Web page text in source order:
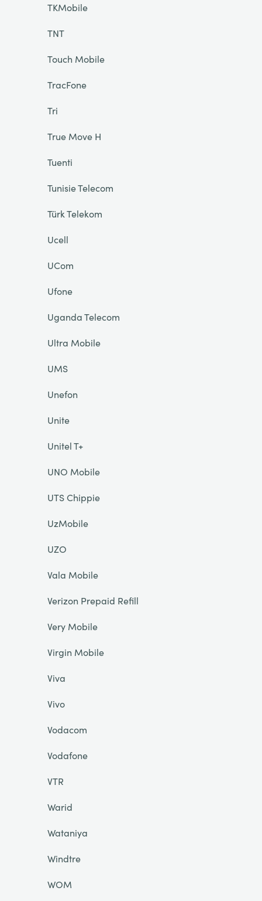
TKMobile
TNT
Touch Mobile
TracFone
Tri
True Move H
Tuenti
Tunisie Telecom
Türk Telekom
Ucell
UCom
Ufone
Uganda Telecom
Ultra Mobile
UMS
Unefon
Unite
Unitel T+
UNO Mobile
UTS Chippie
UzMobile
UZO
Vala Mobile
Verizon Prepaid Refill
Very Mobile
Virgin Mobile
Viva
Vivo
Vodacom
Vodafone
VTR
Warid
Wataniya
Windtre
WOM